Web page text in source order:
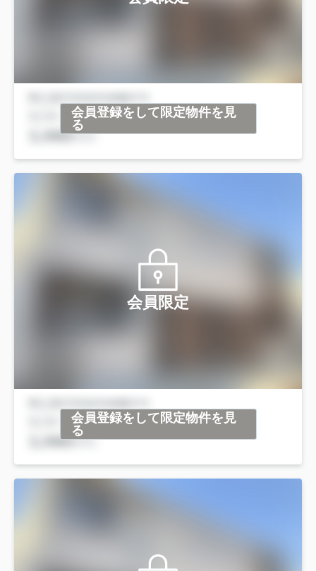
会員登録をして限定物件を見
る
会員限定
会員登録をして限定物件を見
る